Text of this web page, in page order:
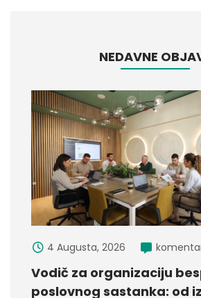
NEDAVNE
4 Augusta, 2026
Vodič za organizaciju
poslovnog sastanka: od